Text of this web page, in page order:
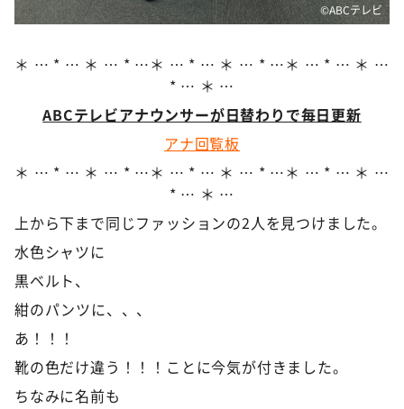
©ABCテレビ
＊ … * … ＊ … * …＊ … * … ＊ … * …＊ … * … ＊ …
* … ＊ …
ABCテレビアナウンサーが日替わりで毎日更新
アナ回覧板
＊ … * … ＊ … * …＊ … * … ＊ … * …＊ … * … ＊ …
* … ＊ …
上から下まで同じファッションの2人を見つけました。
水色シャツに
黒ベルト、
紺のパンツに、、、
あ！！！
靴の色だけ違う！！！ことに今気が付きました。
ちなみに名前も